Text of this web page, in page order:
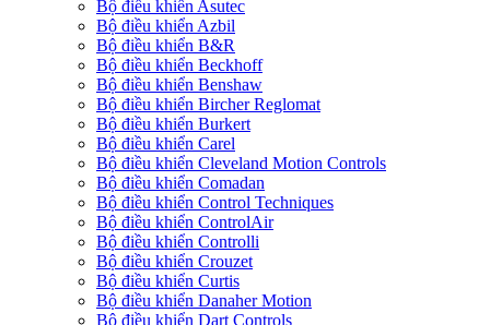
Bộ điều khiển Asutec
Bộ điều khiển Azbil
Bộ điều khiển B&R
Bộ điều khiển Beckhoff
Bộ điều khiển Benshaw
Bộ điều khiển Bircher Reglomat
Bộ điều khiển Burkert
Bộ điều khiển Carel
Bộ điều khiển Cleveland Motion Controls
Bộ điều khiển Comadan
Bộ điều khiển Control Techniques
Bộ điều khiển ControlAir
Bộ điều khiển Controlli
Bộ điều khiển Crouzet
Bộ điều khiển Curtis
Bộ điều khiển Danaher Motion
Bộ điều khiển Dart Controls